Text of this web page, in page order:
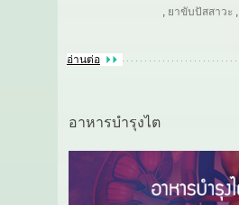
ยาขับปัสสาวะ
อ่านต่อ
อาหารบำรุงไต